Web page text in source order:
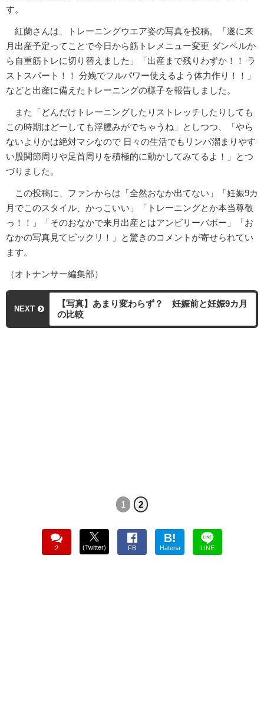
す。
紅蘭さんは、トレーニングウエア姿の写真を投稿。「遂に来
月出産予定ってことで今日から筋トレメニュー変更 ダンベルか
ら自重筋トレに切り替えました」「出産まで残りわずか！！ ラ
ストスパート！！ 分娩でフルパワー使えるよう体力作り！！」
などと出産に備えたトレーニングの様子を報告しました。
また「どんだけトレーニングしたりストレッチしたりしても
この時期はどーしても浮腫みがでちゃうね」としつつ、「やら
ないよりかは絶対マシなので 日々の生活でもリンパ溜まりやす
い股関節周りや足首周りを積極的に動かしてみてるよ！」とつ
づりました。
この投稿に、ファンからは「全然おなか出てない」「妊娠9カ
月でこのスタイル、かっこいい」「トレーニングとか本当尊敬
っ！！」「そのおなかで来月出産とはアンビリーバボー」「お
なかの写真見てビックリ！」と驚きのコメントが寄せられてい
ます。
（オトナンサー編集部）
NEXT
【写真】あまり変わらず？ 妊娠前と妊娠9カ月
の比較
1 2
2 (Twitter) FB
B!
Hatena LINE